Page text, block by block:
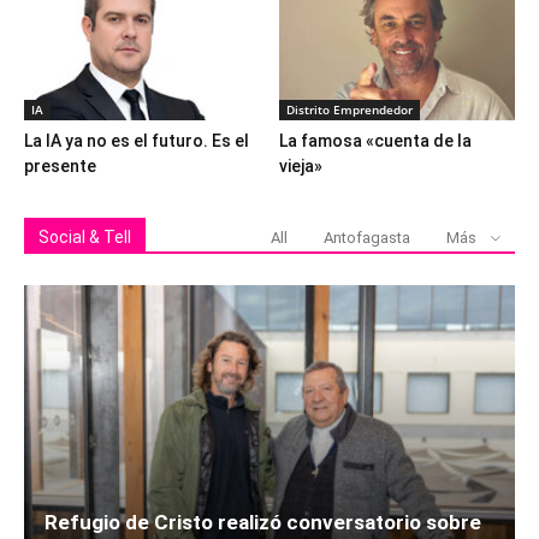
IA
La IA ya no es el futuro. Es el
presente
Distrito Emprendedor
La famosa «cuenta de la
vieja»
Social & Tell All Antofagasta Más
Refugio de Cristo realizó conversatorio sobre